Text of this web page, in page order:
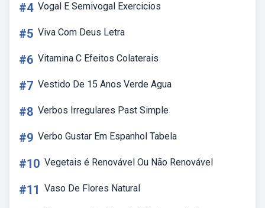
#4 Vogal E Semivogal Exercicios
#5 Viva Com Deus Letra
#6 Vitamina C Efeitos Colaterais
#7 Vestido De 15 Anos Verde Agua
#8 Verbos Irregulares Past Simple
#9 Verbo Gustar Em Espanhol Tabela
#10 Vegetais é Renovável Ou Não Renovável
#11 Vaso De Flores Natural